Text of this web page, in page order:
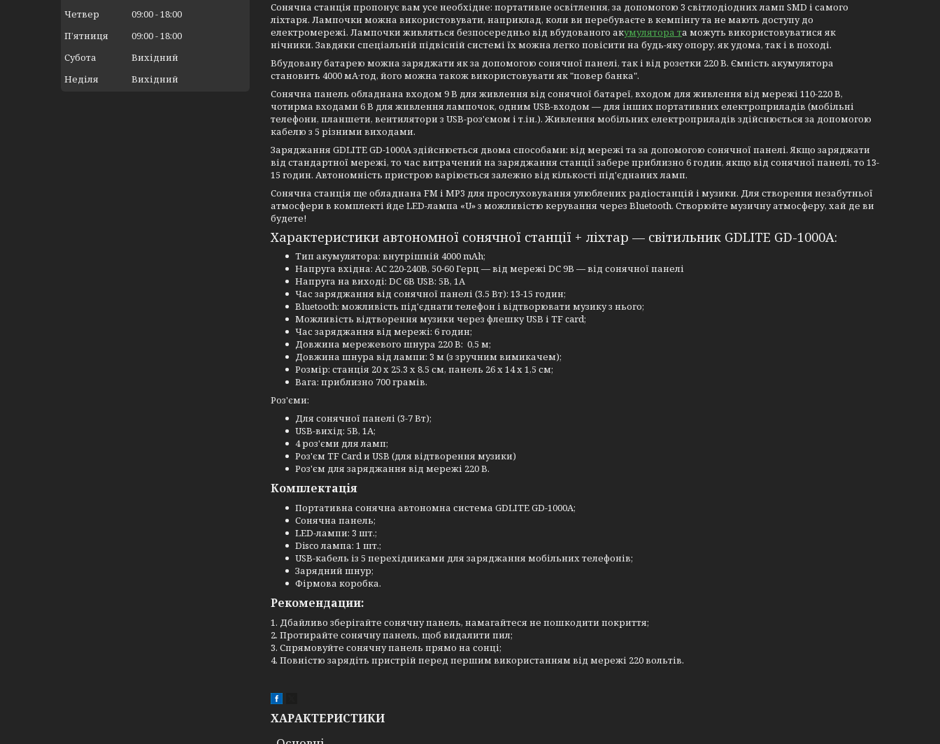
Сонячна станція пропонує вам усе необхідне: портативне освітлення, за допомогою 3 світлодіодних ламп SMD і самого
ліхтаря. Лампочки можна використовувати, наприклад, коли ви перебуваєте в кемпінгу та не мають доступу до
електромережі. Лампочки живляться безпосередньо від вбудованого акумулятора та можуть використовуватися як
нічники. Завдяки спеціальній підвісній системі їх можна легко повісити на будь-яку опору, як удома, так і в поході.
Вбудовану батарею можна заряджати як за допомогою сонячної панелі, так і від розетки 220 В. Ємність акумулятора
становить 4000 мА·год, його можна також використовувати як "повер банка".
Сонячна панель обладнана входом 9 В для живлення від сонячної батареї, входом для живлення від мережі 110-220 В,
чотирма входами 6 В для живлення лампочок, одним USB-входом — для інших портативних електроприладів (мобільні
телефони, планшети, вентилятори з USB-роз'ємом і т.ін.). Живлення мобільних електроприладів здійснюється за допомогою
кабелю з 5 різними виходами.
Заряджання GDLITE GD-1000A здійснюється двома способами: від мережі та за допомогою сонячної панелі. Якщо заряджати
від стандартної мережі, то час витрачений на заряджання станції забере приблизно 6 годин, якщо від сонячної панелі, то 13-
15 годин. Автономність пристрою варіюється залежно від кількості під'єднаних ламп.
Сонячна станція ще обладнана FM і МР3 для прослуховування улюблених радіостанцій і музики. Для створення незабутньої
атмосфери в комплекті йде LED-лампа «U» з можливістю керування через Bluetooth. Створюйте музичну атмосферу, хай де ви
будете!
Характеристики автономної сонячної станції + ліхтар — світильник GDLITE GD-1000A:
Тип акумулятора: внутрішній 4000 mAh;
Напруга вхідна: АС 220-240В, 50-60 Герц — від мережі DC 9В — від сонячної панелі
Напруга на виході: DC 6В USB: 5В, 1А
Час заряджання від сонячної панелі (3.5 Вт): 13-15 годин;
Bluetooth: можливість під'єднати телефон і відтворювати музику з нього;
Можливість відтворення музики через флешку USB і TF card;
Час заряджання від мережі: 6 годин;
Довжина мережевого шнура 220 В: 0,5 м;
Довжина шнура від лампи: 3 м (з зручним вимикачем);
Розмір: станція 20 х 25.3 х 8.5 см, панель 26 х 14 х 1,5 см;
Вага: приблизно 700 грамів.
Роз'єми:
Для сонячної панелі (3-7 Вт);
USB-вихід: 5В, 1А;
4 роз'єми для ламп;
Роз'єм TF Card и USB (для відтворення музики)
Роз'єм для заряджання від мережі 220 В.
Комплектація
Портативна сонячна автономна система GDLITE GD-1000A;
Сонячна панель;
LED-лампи: 3 шт.;
Disco лампа: 1 шт.;
USB-кабель із 5 перехідниками для заряджання мобільних телефонів;
Зарядний шнур;
Фірмова коробка.
Рекомендации:
1. Дбайливо зберігайте сонячну панель, намагайтеся не пошкодити покриття;
2. Протирайте сонячну панель, щоб видалити пил;
3. Спрямовуйте сонячну панель прямо на сонці;
4. Повністю зарядіть пристрій перед першим використанням від мережі 220 вольтів.
ХАРАКТЕРИСТИКИ
Четвер
09:00 18:00
Пʼятниця
09:00 18:00
Субота
Вихідний
Неділя
Вихідний